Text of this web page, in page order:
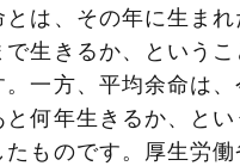
とは、その年に生ま
で生きるか、というこ
。一方、平均余命は
と何年生きるか、と
たものです。厚生労働